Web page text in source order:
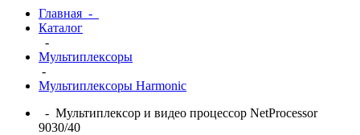
Главная -
Каталог
-
Мультиплексоры
-
Мультиплексоры Harmonic
- Мультиплексор и видео процессор NetProcessor
9030/40